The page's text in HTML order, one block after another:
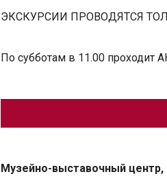
ЭКСКУРСИИ ПРОВОДЯТСЯ
По субботам в 11.00 проходит
Музейно-выставочный центр,